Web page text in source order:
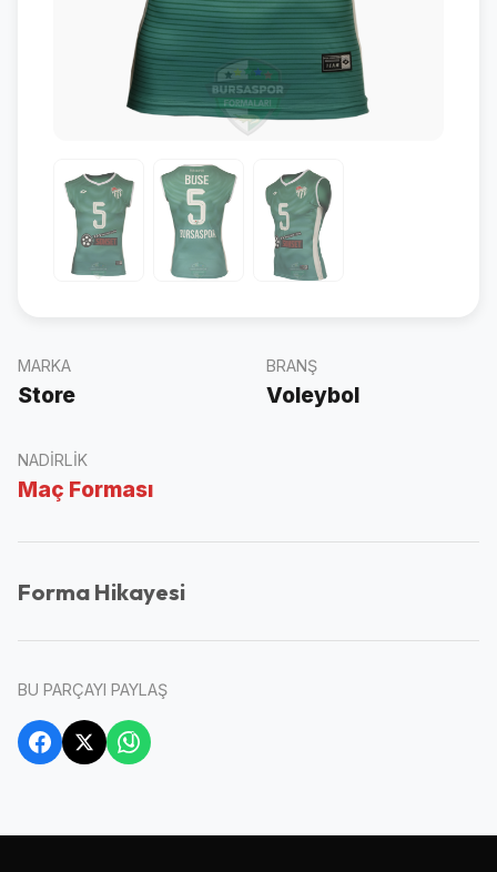
MARKA
Store
BRANŞ
Voleybol
NADIRLIK
Maç Forması
Forma Hikayesi
BU PARÇAYI PAYLAŞ